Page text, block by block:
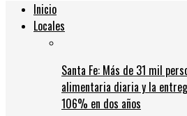
Inicio
Locales
Santa Fe: Más de 31 mil
alimentaria diaria y la
106% en dos años